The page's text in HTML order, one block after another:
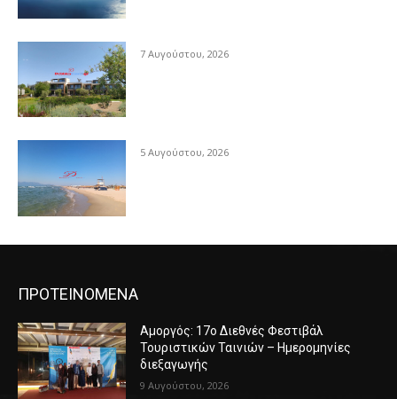
7 Αυγούστου, 2026
5 Αυγούστου, 2026
ΠΡΟΤΕΙΝΟΜΕΝΑ
Αμοργός: 17ο Διεθνές Φεστιβάλ
Τουριστικών Ταινιών – Ημερομηνίες
διεξαγωγής
9 Αυγούστου, 2026